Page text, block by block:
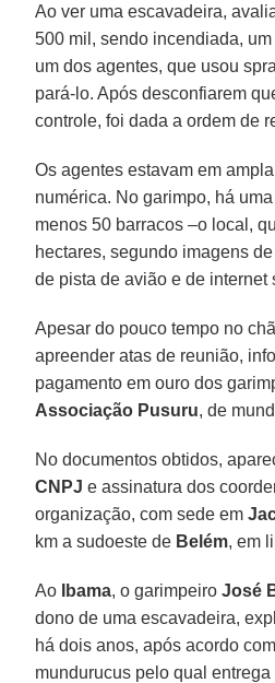
Ao ver uma escavadeira,
500 mil, sendo incendiada,
um dos agentes, que usou
pará-lo. Após desconfiarem
controle, foi dada a ordem de
Os agentes estavam em
numérica. No garimpo, há
menos 50 barracos –o local,
hectares, segundo imagens
de pista de avião e de internet
Apesar do pouco tempo no
apreender atas de reunião,
pagamento em ouro dos
Associação Pusuru, de
No documentos obtidos,
CNPJ e assinatura dos
organização, com sede em
km a sudoeste de Belém, em
Ao Ibama, o garimpeiroJosé
dono de uma escavadeira,
há dois anos, após acordo
mundurucus pelo qual